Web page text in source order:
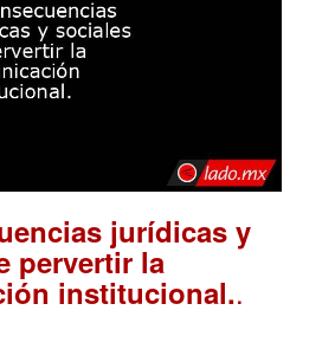
jurídicas y
pervertir la
institucional..